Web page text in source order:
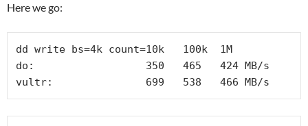
Here we go:
dd write bs=4k count=10k   100k  1M
do:                  350   465   424 MB/s
vultr:               699   538   466 MB/s